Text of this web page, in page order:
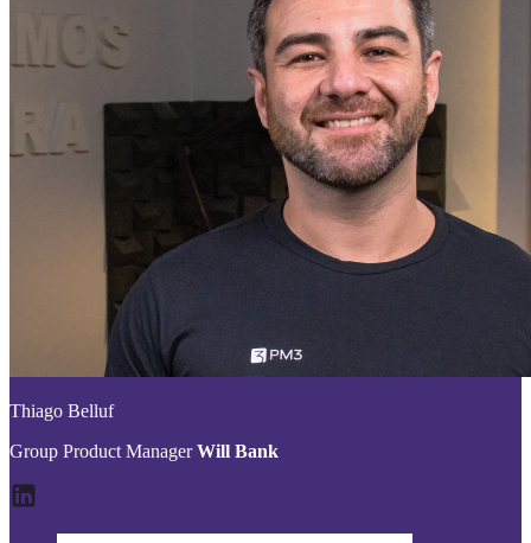
Thiago Belluf
Group Product ManagerWill Bank